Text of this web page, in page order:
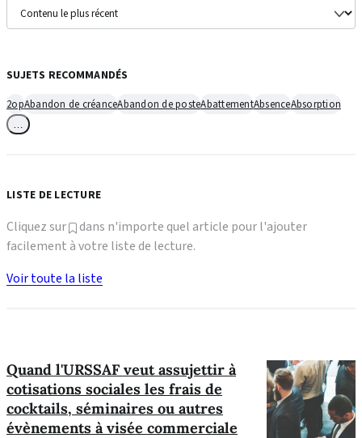
Quand l'URSSAF veut assujettir à
cotisations sociales les frais de
cocktails, séminaires ou autres
évènements à visée commerciale
SUJETS RECOMMANDÉS
2opAbandon de créanceAbandon de posteAbattementAbsenceAbsorption
LISTE DE LECTURE
Cliquez sur
dans n'importe quel article pour l'ajouter
facilement à votre liste de lecture.
Voir toute la liste